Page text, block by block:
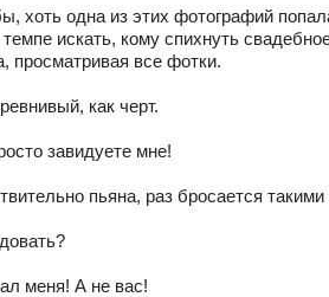
хоть одна из этих фотографий
искать, кому спихнуть
просматривая все фотки.
как черт.
завидуете мне!
пьяна, раз бросается
меня! А не вас!